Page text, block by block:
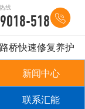
线
518
桥快速修复养护
新闻中心
联系汇能